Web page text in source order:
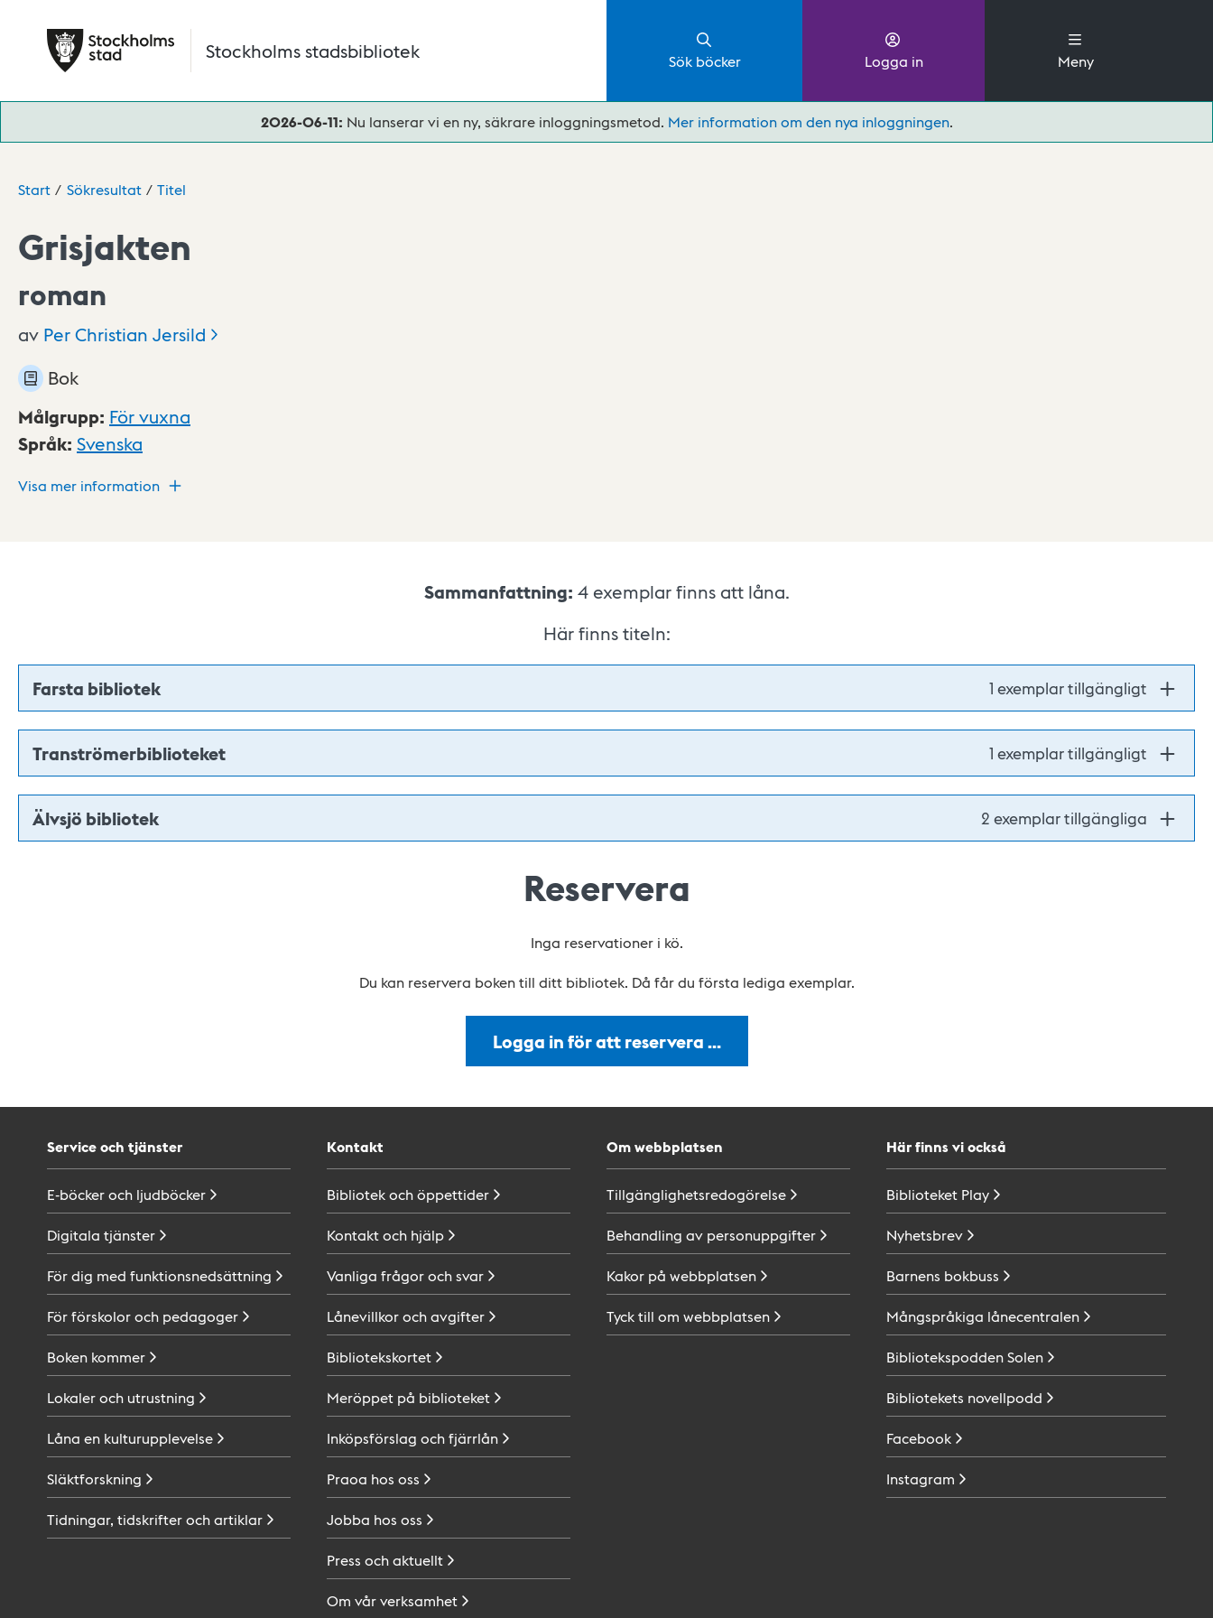
Stockholms stadsbibliotek Sök böcker Logga in Meny
2026-06-11: Nu lanserar vi en ny, säkrare inloggningsmetod. Mer information om den nya inloggningen.
Start Sökresultat Titel
Grisjakten
roman
av Per Christian Jersild
Bok
Målgrupp: För vuxna
Språk: Svenska
Visa mer information
Sammanfattning: 4 exemplar finns att låna.
Här finns titeln:
Farsta bibliotek 1 exemplar tillgängligt
Tranströmerbiblioteket 1 exemplar tillgängligt
Älvsjö bibliotek 2 exemplar tillgängliga
Reservera
Inga reservationer i kö.
Du kan reservera boken till ditt bibliotek. Då får du första lediga exemplar.
Logga in för att reservera …
Service och tjänster
E-böcker och ljudböcker
Digitala tjänster
För dig med funktionsnedsättning
För förskolor och pedagoger
Boken kommer
Lokaler och utrustning
Låna en kulturupplevelse
Släktforskning
Tidningar, tidskrifter ochartiklar
Kontakt
Bibliotek ochöppettider
Kontakt och hjälp
Vanliga frågor ochsvar
Lånevillkor ochavgifter
Bibliotekskortet
Meröppet på biblioteket
Inköpsförslag ochfjärrlån
Praoa hos oss
Jobba hos oss
Press ochaktuellt
Om vårverksamhet
Om webbplatsen
Tillgänglighetsredogörelse
Behandling av personuppgifter
Kakor på webbplatsen
Tyck till om webbplatsen
Här finns vi också
Biblioteket Play
Nyhetsbrev
Barnens bokbuss
Mångspråkiga lånecentralen
BibliotekspoddenSolen
Bibliotekets novellpodd
Facebook
Instagram